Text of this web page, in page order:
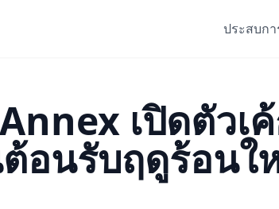
ประสบก
เปิดตัวเ
อนรับฤดูร้อนใ